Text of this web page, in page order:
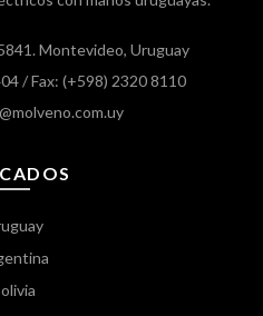
Montevideo, Uruguay
/ Fax: (+598) 2320 8110